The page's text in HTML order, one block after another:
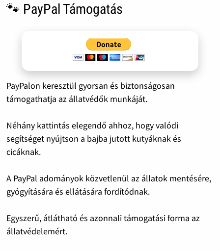
🐾 PayPal Támogatás
PayPalon keresztül gyorsan és biztonságosan
támogathatja az állatvédők munkáját.
Néhány kattintás elegendő ahhoz, hogy valódi
segítséget nyújtson a bajba jutott kutyáknak és
cicáknak.
A PayPal adományok közvetlenül az állatok mentésére,
gyógyítására és ellátására fordítódnak.
Egyszerű, átlátható és azonnali támogatási forma az
állatvédelemért.